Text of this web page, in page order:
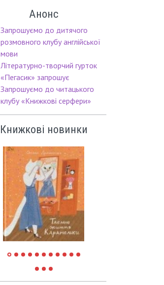
Анонс
Запрошуємо до дитячого
розмовного клубу англійської
мови
Літературно-творчий гурток
«Пегасик» запрошує
Запрошуємо до читацького
клубу «Книжкові серфери»
Книжкові новинки